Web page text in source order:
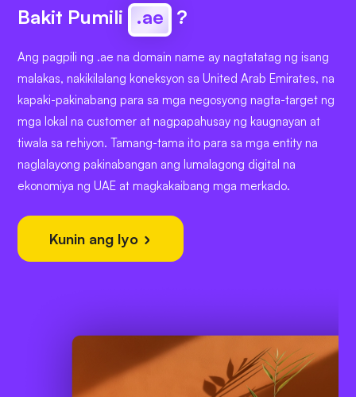
Bakit Pumili .ae ?
Ang pagpili ng .ae na domain name ay nagtatatag ng isang
malakas, nakikilalang koneksyon sa United Arab Emirates, na
kapaki-pakinabang para sa mga negosyong nagta-target ng
mga lokal na customer at nagpapahusay ng kaugnayan at
tiwala sa rehiyon. Tamang-tama ito para sa mga entity na
naglalayong pakinabangan ang lumalagong digital na
ekonomiya ng UAE at magkakaibang mga merkado.
Kunin ang Iyo